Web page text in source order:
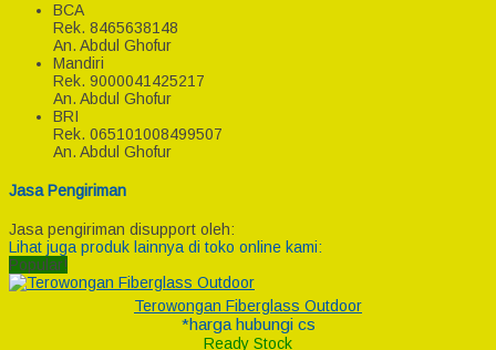
BCA
Rek. 8465638148
An. Abdul Ghofur
Mandiri
Rek. 9000041425217
An. Abdul Ghofur
BRI
Rek. 065101008499507
An. Abdul Ghofur
Jasa Pengiriman
Jasa pengiriman disupport oleh:
Lihat juga produk lainnya di toko online kami:
Popular!
Terowongan Fiberglass Outdoor
*harga hubungi cs
Ready Stock